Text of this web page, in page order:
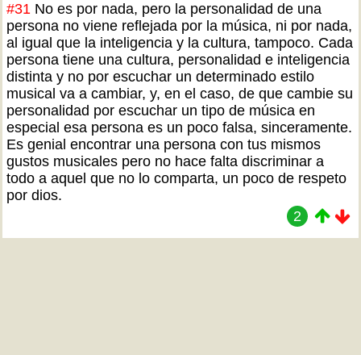
#31 No es por nada, pero la personalidad de una
persona no viene reflejada por la música, ni por nada,
al igual que la inteligencia y la cultura, tampoco. Cada
persona tiene una cultura, personalidad e inteligencia
distinta y no por escuchar un determinado estilo
musical va a cambiar, y, en el caso, de que cambie su
personalidad por escuchar un tipo de música en
especial esa persona es un poco falsa, sinceramente.
Es genial encontrar una persona con tus mismos
gustos musicales pero no hace falta discriminar a
todo a aquel que no lo comparta, un poco de respeto
por dios.
2